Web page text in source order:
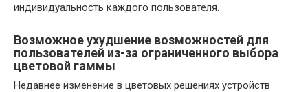
индивидуальность каждого пользователя.
Возможное ухудшение возможностей для
пользователей из-за ограниченного выбора
цветовой гаммы
Недавнее изменение в цветовых решениях устройств